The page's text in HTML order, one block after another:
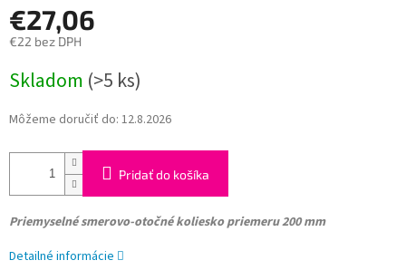
€27,06
€22 bez DPH
cena:
Skladom (>5 ks)
Môžeme doručiť do: 12.8.2026
Pridať do košíka
Priemyselné smerovo-otočné kolieskopriemeru 200 mm
Detailné informácie